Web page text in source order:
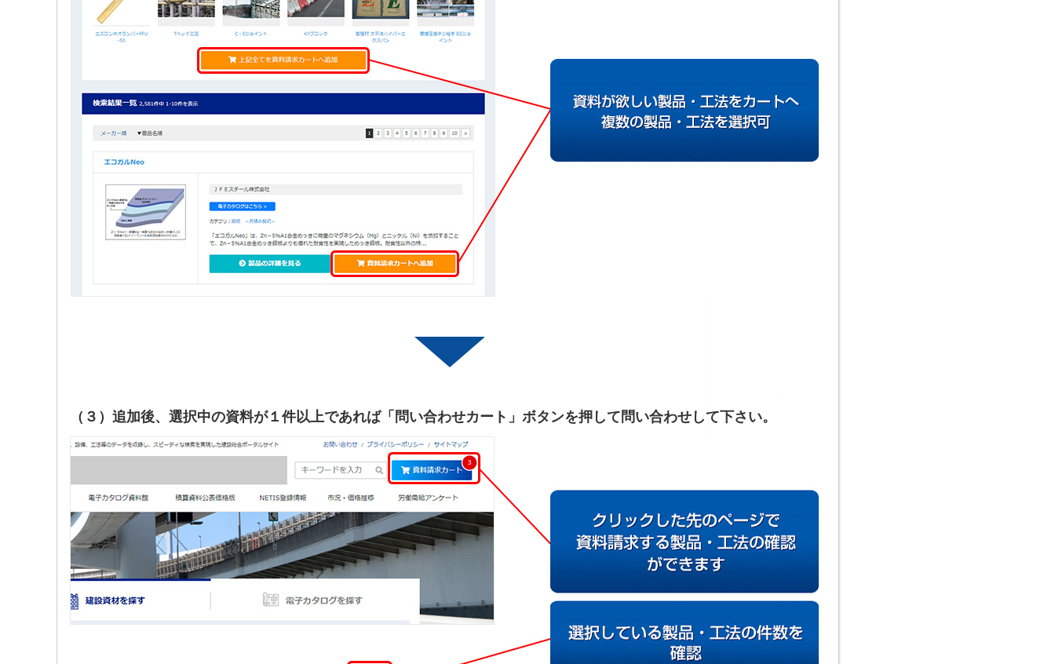
（３）追加後、選択中の資料が１件以上であれば「問い合わせカート」ボタンを押して問い合わせして下さい。